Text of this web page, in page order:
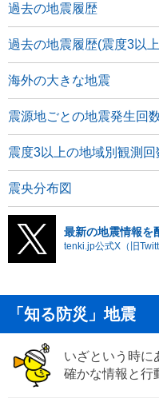
過去の地震履歴
過去の地震履歴(震度3以
海外の大きな地震
震源地ごとの地震発生回
震度3以上の地域別観測回
震央分布図
最新の地震情報を
tenki.jp公式X（旧
「知る防災」地震
いざという時に
確かな情報と行